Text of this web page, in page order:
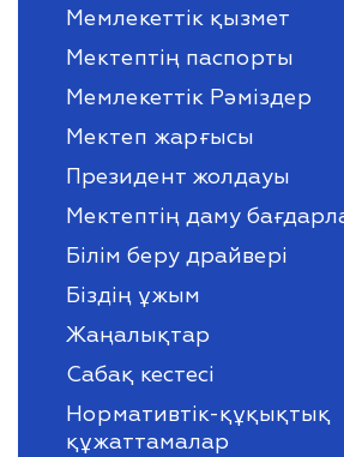
Мемлекеттік қызмет
Мектептің паспорты
Мемлекеттік Рәміздер
Мектеп жарғысы
Президент жолдауы
Мектептің даму
Білім беру драйвері
Біздің ұжым
Жаңалықтар
Сабақ кестесі
Нормативтік-құқықтық
құжаттамалар